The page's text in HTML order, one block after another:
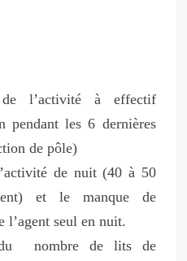
de l’activité à effectif
pendant les 6 dernières
de pôle)
de nuit (40 à 50
et le manque de
l’agent seul en nuit.
du nombre de lits de